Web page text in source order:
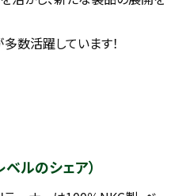
数活躍しています！
ルのシェア）